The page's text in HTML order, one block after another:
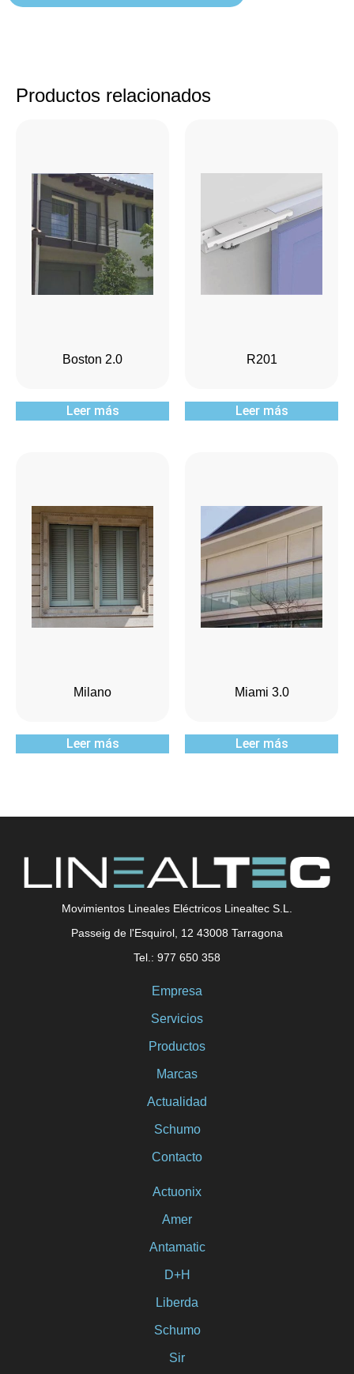
Productos relacionados
Boston 2.0
Leer más
R201
Leer más
Milano
Leer más
Miami 3.0
Leer más
Movimientos Lineales Eléctricos Linealtec S.L.
Passeig de l'Esquirol, 12 43008 Tarragona
Tel.: 977 650 358
Empresa
Servicios
Productos
Marcas
Actualidad
Schumo
Contacto
Actuonix
Amer
Antamatic
D+H
Liberda
Schumo
Sir